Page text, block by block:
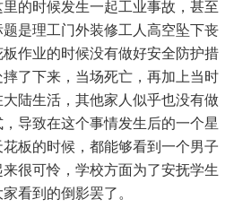
的时候发生一起工业事故，甚至
是理工门外装修工人高空坠下丧
作业的时候没有做好安全防护措
了下来，当场死亡，再加上当时
陆生活，其他家人似乎也没有做
导致在这个事情发生后的一个星
板的时候，都能够看到一个男子
很可怜，学校方面为了安抚学生
看到的倒影罢了。